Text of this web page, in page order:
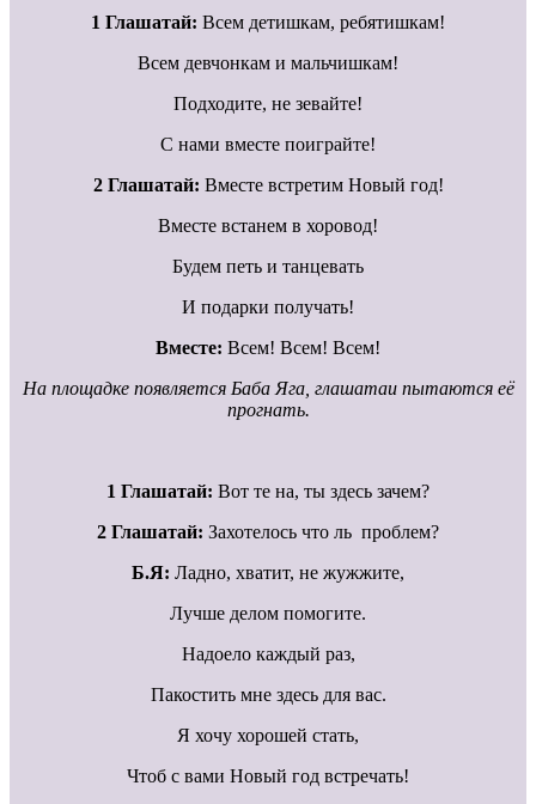
1 Глашатай: Всем детишкам, ребятишкам!
Всем девчонкам и мальчишкам!
Подходите, не зевайте!
С нами вместе поиграйте!
2 Глашатай: Вместе встретим Новый год!
Вместе встанем в хоровод!
Будем петь и танцевать
И подарки получать!
Вместе: Всем! Всем! Всем!
На площадке появляется Баба Яга, глашатаи пытаются её
прогнать.
1 Глашатай: Вот те на, ты здесь зачем?
2 Глашатай: Захотелось что ль проблем?
Б.Я: Ладно, хватит, не жужжите,
Лучше делом помогите.
Надоело каждый раз,
Пакостить мне здесь для вас.
Я хочу хорошей стать,
Чтоб с вами Новый год встречать!